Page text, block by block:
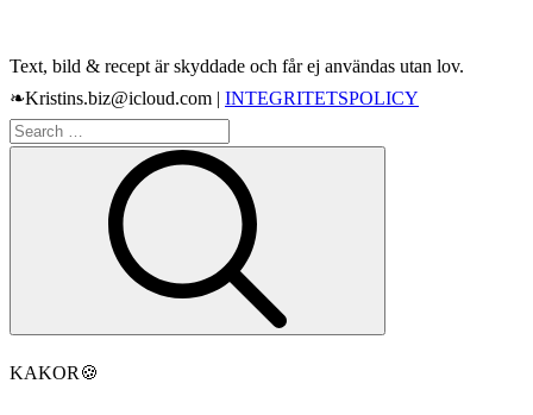
Text, bild & recept är skyddade och får ej användas utan lov.
❧Kristins.biz@icloud.com | INTEGRITETSPOLICY
Search
KAKOR 🍪